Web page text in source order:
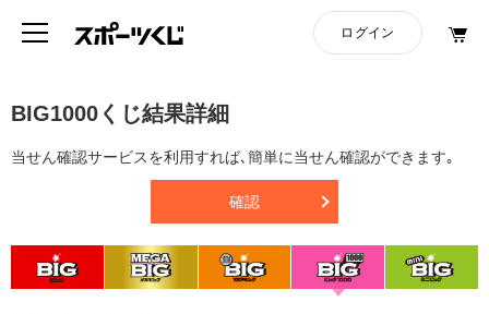
BIG1000くじ結果詳細
当せん確認サービスを利用すれば､簡単に当せん確認ができます｡
確認